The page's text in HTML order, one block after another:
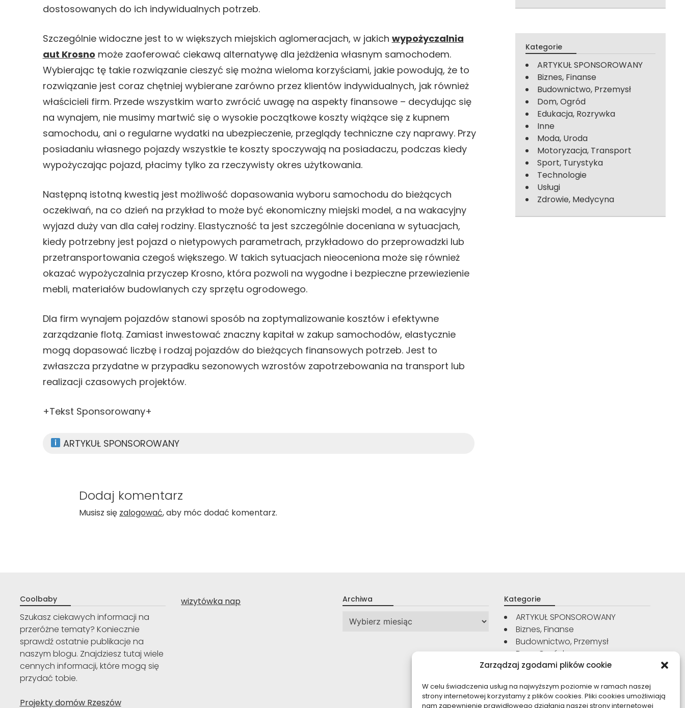
Zarządzaj zgodami plików cookie
W celu świadczenia usług na najwyższym poziomie w ramach naszej
strony internetowej korzystamy z plików cookies. Pliki cookies umożliwiają
nam zapewnienie prawidłowego działania naszej strony internetowej
dostosowanych do ich indywidualnych potrzeb.
Szczególnie widoczne jest to w większych miejskich aglomeracjach, w jakich wypożyczalnia
aut Krosno może zaoferować ciekawą alternatywę dla jeżdżenia własnym samochodem.
Wybierając tę takie rozwiązanie cieszyć się można wieloma korzyściami, jakie powodują, że to
rozwiązanie jest coraz chętniej wybierane zarówno przez klientów indywidualnych, jak również
właścicieli firm. Przede wszystkim warto zwrócić uwagę na aspekty finansowe – decydując się
na wynajem, nie musimy martwić się o wysokie początkowe koszty wiążące się z kupnem
samochodu, ani o regularne wydatki na ubezpieczenie, przeglądy techniczne czy naprawy. Przy
posiadaniu własnego pojazdy wszystkie te koszty spoczywają na posiadaczu, podczas kiedy
wypożyczając pojazd, płacimy tylko za rzeczywisty okres użytkowania.
Następną istotną kwestią jest możliwość dopasowania wyboru samochodu do bieżących
oczekiwań, na co dzień na przykład to może być ekonomiczny miejski model, a na wakacyjny
wyjazd duży van dla całej rodziny. Elastyczność ta jest szczególnie doceniana w sytuacjach,
kiedy potrzebny jest pojazd o nietypowych parametrach, przykładowo do przeprowadzki lub
przetransportowania czegoś większego. W takich sytuacjach nieoceniona może się również
okazać wypożyczalnia przyczep Krosno, która pozwoli na wygodne i bezpieczne przewiezienie
mebli, materiałów budowlanych czy sprzętu ogrodowego.
Dla firm wynajem pojazdów stanowi sposób na zoptymalizowanie kosztów i efektywne
zarządzanie flotą. Zamiast inwestować znaczny kapitał w zakup samochodów, elastycznie
mogą dopasować liczbę i rodzaj pojazdów do bieżących finansowych potrzeb. Jest to
zwłaszcza przydatne w przypadku sezonowych wzrostów zapotrzebowania na transport lub
realizacji czasowych projektów.
+Tekst Sponsorowany+
ARTYKUŁ SPONSOROWANY
Dodaj komentarz
Musisz się zalogować, aby móc dodać komentarz.
Kategorie
ARTYKUŁ SPONSOROWANY
Biznes, Finanse
Budownictwo, Przemysł
Dom, Ogród
Edukacja, Rozrywka
Inne
Moda, Uroda
Motoryzacja, Transport
Sport, Turystyka
Technologie
Usługi
Zdrowie, Medycyna
Coolbaby
Szukasz ciekawych informacji na
przeróżne tematy? Koniecznie
sprawdź ostatnie publikacje na
naszym blogu. Znajdziesz tutaj wiele
cennych informacji, które mogą się
przydać tobie.
Projekty domów Rzeszów
wizytówka nap Archiwa
Archiwa
Kategorie
ARTYKUŁ SPONSOROWANY
Biznes, Finanse
Budownictwo, Przemysł
Dom, Ogród
Edukacja, Rozrywka
Moda, Uroda
Motoryzacja, Transport